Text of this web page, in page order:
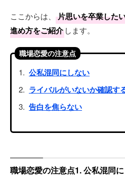
ここからは、
片思いを卒業した
進め方をご紹介 します。
職場恋愛の注意点
公私混同にしない
ライバルがいないか確認す
告白を焦らない
職場恋愛の注意点1. 公私混同